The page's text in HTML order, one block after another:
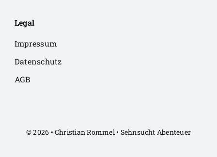
Legal
Impressum
Datenschutz
AGB
© 2026 • Christian Rommel • Sehnsucht Abenteuer